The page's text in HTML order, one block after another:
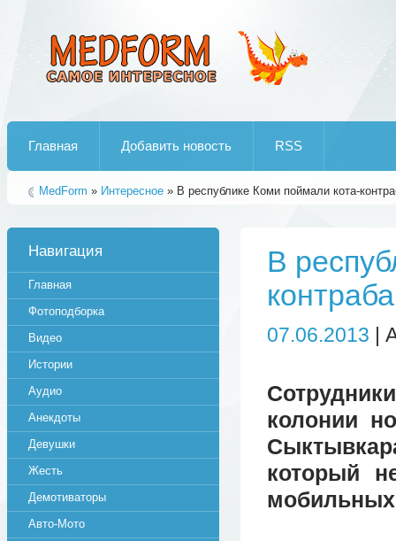
Главная Добавить новость RSS
MedForm » Интересное » В республике Коми поймали кота-
В
07.06.2013 |
колонии
который
мобильных
Навигация
Главная
Фотоподборка
Видео
Истории
Аудио
Анекдоты
Девушки
Жесть
Демотиваторы
Авто-Мото